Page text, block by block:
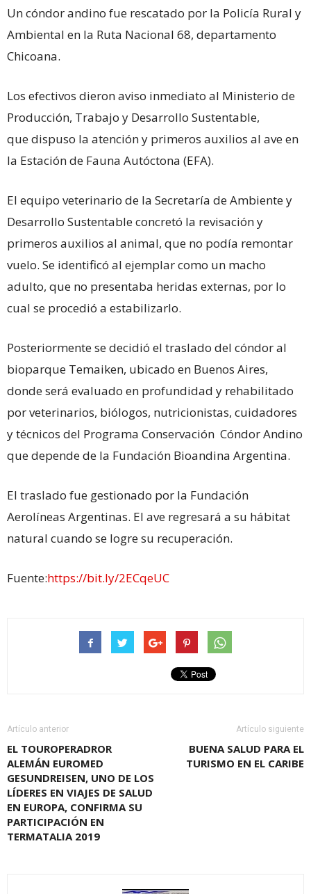
Un cóndor andino fue rescatado por la Policía Rural y
Ambiental en la Ruta Nacional 68, departamento
Chicoana.
Los efectivos dieron aviso inmediato al Ministerio de
Producción, Trabajo y Desarrollo Sustentable,
que dispuso la atención y primeros auxilios al ave en
la Estación de Fauna Autóctona (EFA).
El equipo veterinario de la Secretaría de Ambiente y
Desarrollo Sustentable concretó la revisación y
primeros auxilios al animal, que no podía remontar
vuelo. Se identificó al ejemplar como un macho
adulto, que no presentaba heridas externas, por lo
cual se procedió a estabilizarlo.
Posteriormente se decidió el traslado del cóndor al
bioparque Temaiken, ubicado en Buenos Aires,
donde será evaluado en profundidad y rehabilitado
por veterinarios, biólogos, nutricionistas, cuidadores
y técnicos del Programa Conservación Cóndor Andino
que depende de la Fundación Bioandina Argentina.
El traslado fue gestionado por la Fundación
Aerolíneas Argentinas. El ave regresará a su hábitat
natural cuando se logre su recuperación.
Fuente:https://bit.ly/2ECqeUC
Artículo anterior
EL TOUROPERADROR
ALEMÁN EUROMED
GESUNDREISEN, UNO DE LOS
LÍDERES EN VIAJES DE SALUD
EN EUROPA, CONFIRMA SU
PARTICIPACIÓN EN
TERMATALIA 2019
Artículo siguiente
BUENA SALUD PARA EL
TURISMO EN EL CARIBE